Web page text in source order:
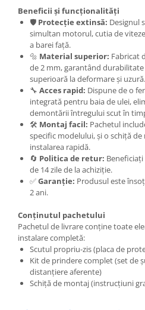
Carlige Peugeot
Carlige Plymouth
Carlige Polestar
Carlige Porsche
Carlige Renault
Carlige Seat
Carlige Skoda
Carlige SsangYong
Carlige Subaru
Carlige Suzuki
Carlige Tesla
Carlige Toyota
Carlige Volkswagen
Carlige Volvo
Carlige Xpeng
Carlige Xpeng G6
Beneficii și funcționalități
🛡️ Protecție extinsă: Designul
simultan motorul, cutia de
a barei față.
🔩 Material superior: Fabricat
de 2 mm, garantând
superioară la deformare și uzură.
🔧 Acces rapid: Dispune de o
integrată pentru baia de ulei,
demontării întregului scut în
🛠️ Montaj facil: Pachetul
specific modelului, și o schiță
instalarea rapidă.
🔄 Politica de retur:
de 14 zile de la achiziție.
✅Garanție: Produsul este
2 ani.
Conținutul pachetului
Pachetul de livrare conține toate
instalare completă:
Scutul propriu-zis (placa de
Kit de prindere complet (set de
distanțiere aferente)
Schiță de montaj (instrucțiuni